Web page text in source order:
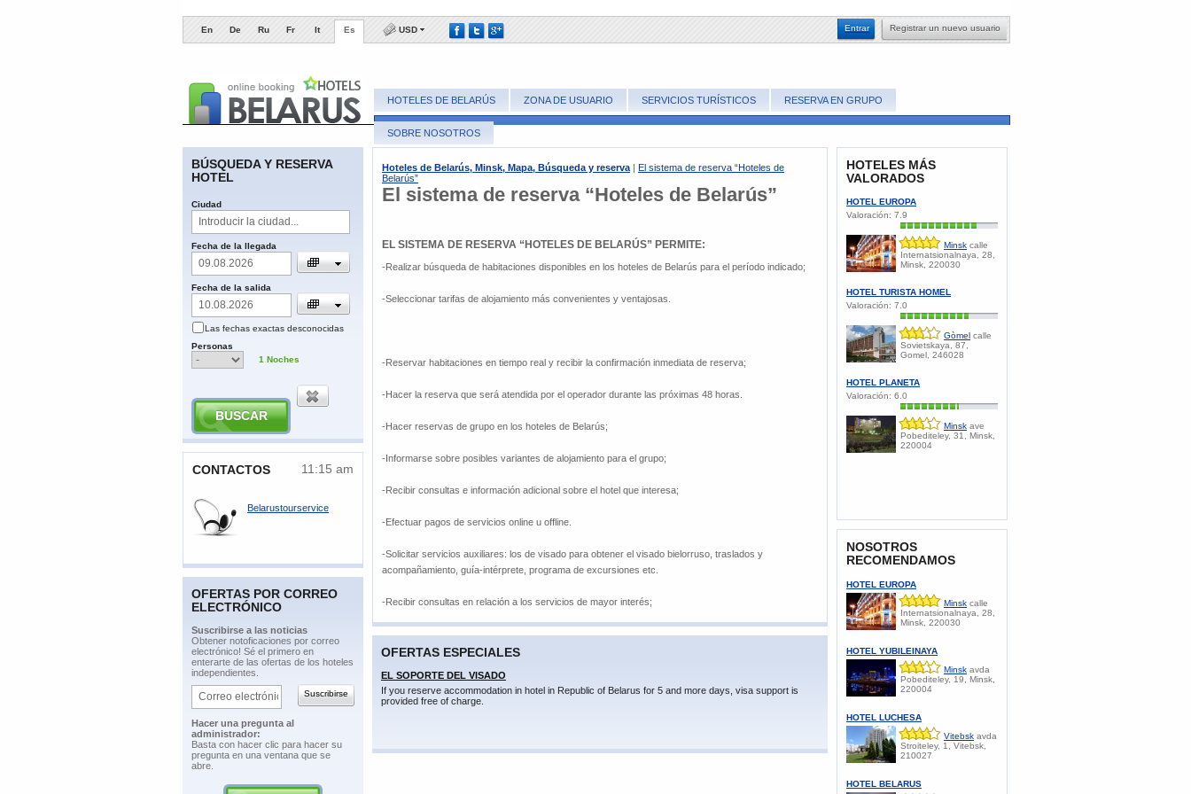
En De Ru Fr It Es USD ​Registrar un nuevo usuario
​Entrar
HOTELES DE BELARÚS ZONA DE USUARIO SERVICIOS TURÍSTICOS RESERVA EN GRUPO
SOBRE NOSOTROS
BÚSQUEDA Y RESERVA
HOTEL
​Ciudad
​Fecha de la llegada
Fecha de la salida
Las fechas exactas desconocidas
​Personas
1 ​Noches
​CONTACTOS 11:15 am
Belarustourservice
OFERTAS POR CORREO
ELECTRÓNICO
​Suscribirse a las noticias
​Obtener notoficaciones por correo
electrónico! Sé el primero en
enterarte de las ofertas de los hoteles
independientes.
​Hacer una pregunta al
administrador:
​Basta con hacer clic para hacer su
pregunta en una ventana que se
abre.
Hoteles de Belarús, Minsk, Mapa, Búsqueda y reserva | El sistema de reserva “Hoteles de
Belarús”
El sistema de reserva “Hoteles de Belarús”
EL SISTEMA DE RESERVA “HOTELES DE BELARÚS” PERMITE:
-Realizar búsqueda de habitaciones disponibles en los hoteles de Belarús para el período indicado;
-Seleccionar tarifas de alojamiento más convenientes y ventajosas.
-Reservar habitaciones en tiempo real y recibir la confirmación inmediata de reserva;
-Hacer la reserva que será atendida por el operador durante las próximas 48 horas.
-Hacer reservas de grupo en los hoteles de Belarús;
-Informarse sobre posibles variantes de alojamiento para el grupo;
-Recibir consultas e información adicional sobre el hotel que interesa;
-Efectuar pagos de servicios online u offline.
-Solicitar servicios auxiliares: los de visado para obtener el visado bielorruso, traslados y
acompañamiento, guía-intérprete, programa de excursiones etc.
-Recibir consultas en relación a los servicios de mayor interés;
OFERTAS ESPECIALES
EL SOPORTE DEL VISADO
If you reserve accommodation in hotel in Republic of Belarus for 5 and more days, visa support is
provided free of charge.
HOTELES MÁS
VALORADOS
HOTEL EUROPA
Valoración: 7.9
Minsk calle
Internatsionalnaya, 28,
Minsk, 220030
HOTEL TURISTA HOMEL
Valoración: 7.0
Gòmel calle
Sovietskaya, 87,
Gomel, 246028
HOTEL PLANETA
Valoración: 6.0
Minsk ave
Pobediteley, 31, Minsk,
220004
​NOSOTROS
RECOMENDAMOS
HOTEL EUROPA
Minsk calle
Internatsionalnaya, 28,
Minsk, 220030
HOTEL YUBILEINAYA
Minsk avda
Pobediteley, 19, Minsk,
220004
HOTEL LUCHESA
Vitebsk avda
Stroiteley, 1, Vitebsk,
210027
HOTEL BELARUS